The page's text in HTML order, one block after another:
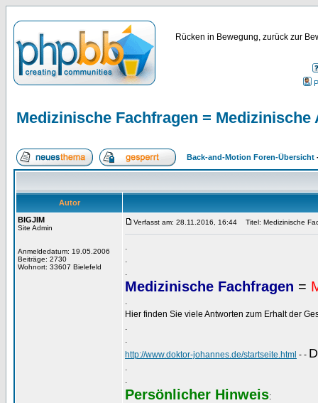
Rücken in Bewegung, zurück zur
Medizinische Fachfragen = Medizinische
Back-and-Motion Foren-Übersicht
Autor
BIGJIM
Site Admin
Anmeldedatum: 19.05.2006
Beiträge: 2730
Wohnort: 33607 Bielefeld
Verfasst am: 28.11.2016, 16:44 Titel: Medizinische
.
.
.
Medizinische Fachfragen =
.
Hier finden Sie viele Antworten zum Erhalt der
.
.
http://www.doktor-johannes.de/startseite.html - -
.
.
Persönlicher Hinweis: